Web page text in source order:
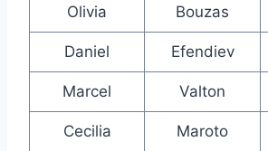
Olivia Bouzas
Daniel Efendiev
Marcel Valton
Cecilia Maroto